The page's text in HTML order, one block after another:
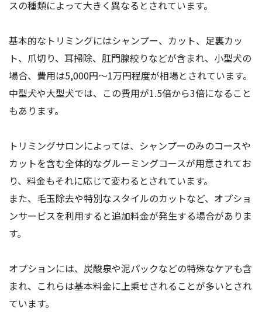
スの種類によって大きく異なるとされています。
基本的なトリミングにはシャンプー、カット、足裏カッ
ト、爪切り、耳掃除、肛門腺絞りなどが含まれ、小型犬の
場合、費用は5,000円〜1万円程度が相場とされています。
中型犬や大型犬では、この費用が1.5倍から3倍になること
もあります。
トリミングサロンによっては、シャンプーのみのコースや
カットを含む全体的なグルーミングコースが用意されてお
り、料金もそれに応じて変わるとされています。
また、毛玉除去や特別なスタイルのカットなど、オプショ
ンサービスを利用すると追加料金が発生する場合がありま
す。
オプションには、炭酸泉や泥パックなどの特殊なケアも含
まれ、これらは基本料金に上乗せされることが多いとされ
ています。